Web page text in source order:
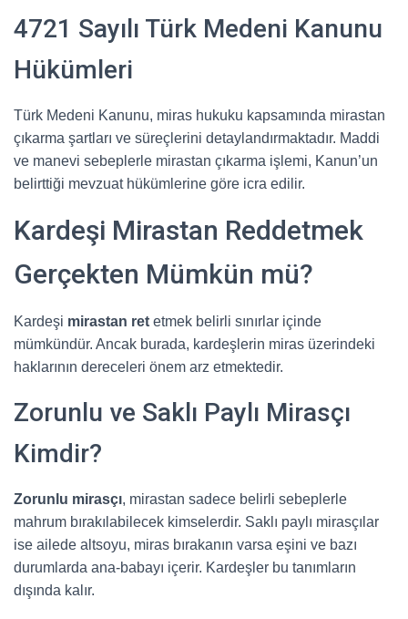
4721 Sayılı Türk Medeni Kanunu
Hükümleri
Türk Medeni Kanunu, miras hukuku kapsamında mirastan
çıkarma şartları ve süreçlerini detaylandırmaktadır. Maddi
ve manevi sebeplerle mirastan çıkarma işlemi, Kanun’un
belirttiği mevzuat hükümlerine göre icra edilir.
Kardeşi Mirastan Reddetmek
Gerçekten Mümkün mü?
Kardeşi mirastan ret etmek belirli sınırlar içinde
mümkündür. Ancak burada, kardeşlerin miras üzerindeki
haklarının dereceleri önem arz etmektedir.
Zorunlu ve Saklı Paylı Mirasçı
Kimdir?
Zorunlu mirasçı, mirastan sadece belirli sebeplerle
mahrum bırakılabilecek kimselerdir. Saklı paylı mirasçılar
ise ailede altsoyu, miras bırakanın varsa eşini ve bazı
durumlarda ana-babayı içerir. Kardeşler bu tanımların
dışında kalır.